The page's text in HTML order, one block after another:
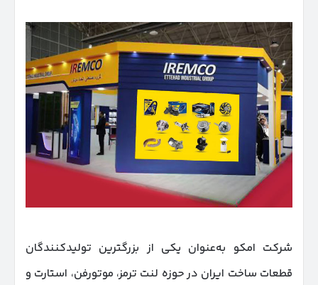
شرکت امکو به‌عنوان یکی از بزرگترین تولیدکنندگان
قطعات ساخت ایران در حوزه لنت ترمز، موتورفن، استارت و